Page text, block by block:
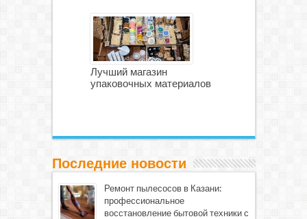
Лучший магазин
упаковочных материалов
Последние новости
Ремонт пылесосов в Казани:
профессиональное
восстановление бытовой техники с